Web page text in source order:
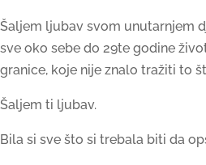
Šaljem ljubav svom unutarnjem
sve oko sebe do 29te godine
granice, koje nije znalo tražiti to
Šaljem ti ljubav.
Bila si sve što si trebala biti da